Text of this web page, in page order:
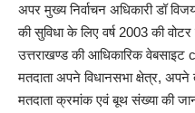
अपर मुख्य निर्वाचन अधिकारी डॉ
की सुविधा के लिए वर्ष 2003 की
उत्तराखण्ड की आधिकारिक
मतदाता अपने विधानसभा क्षेत्र,
मतदाता क्रमांक एवं बूथ संख्या की